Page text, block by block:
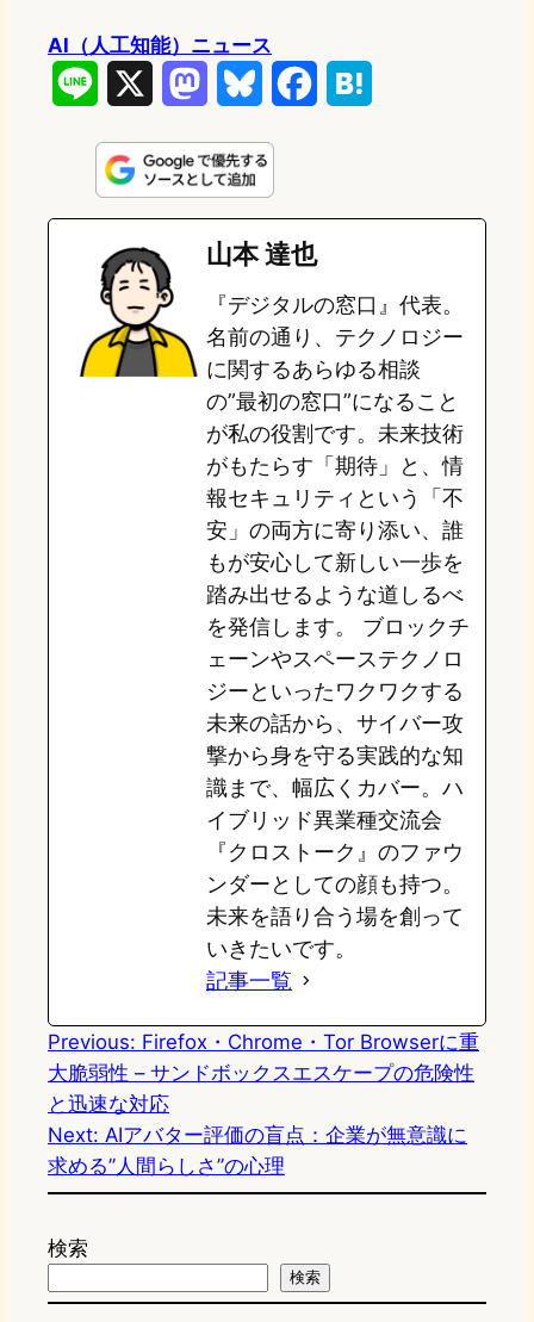
AI（人工知能）ニュース
n
e
s
t
o
o
n
u
e
s
k
e
b
o
o
k
e
a
山本 達也
『デジタルの窓口』代表。
名前の通り、テクノロジー
に関するあらゆる相談
の”最初の窓口”になること
が私の役割です。未来技術
がもたらす「期待」と、情
報セキュリティという「不
安」の両方に寄り添い、誰
もが安心して新しい一歩を
踏み出せるような道しるべ
を発信します。 ブロックチ
ェーンやスペーステクノロ
ジーといったワクワクする
未来の話から、サイバー攻
撃から身を守る実践的な知
識まで、幅広くカバー。ハ
イブリッド異業種交流会
『クロストーク』のファウ
ンダーとしての顔も持つ。
未来を語り合う場を創って
いきたいです。
記事一覧
Previous: Firefox・Chrome・Tor Browserに重
大脆弱性 – サンドボックスエスケープの危険性
と迅速な対応
Next: AIアバター評価の盲点：企業が無意識に
求める”人間らしさ”の心理
検索
検索